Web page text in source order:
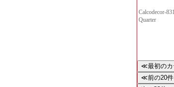
Calcodecor-
Quarter